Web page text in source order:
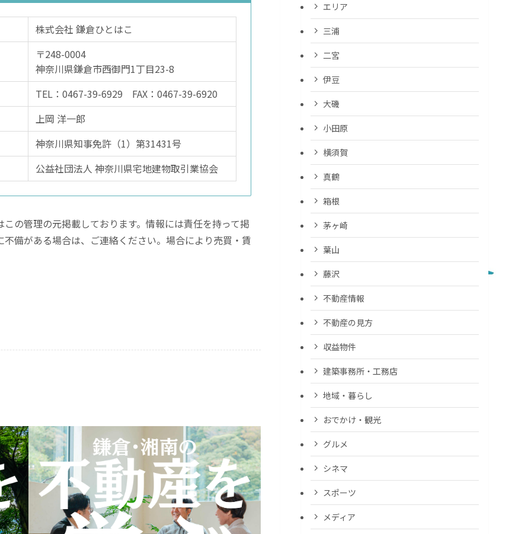
株式会社 鎌倉ひとはこ
〒248-0004
神奈川県鎌倉市西御門1丁目23-8
TEL：0467-39-6929 FAX：0467-39-6920
上岡 洋一郎
神奈川県知事免許（1）第31431号
公益社団法人 神奈川県宅地建物取引業協会
の管理の元掲載しております。情報には責任を持って掲
備がある場合は、ご連絡ください。場合により売買・賃
エリア
三浦
二宮
伊豆
大磯
小田原
横須賀
真鶴
箱根
茅ヶ崎
葉山
藤沢
不動産情報
不動産の見方
収益物件
建築事務所・工務店
地域・暮らし
おでかけ・観光
グルメ
シネマ
スポーツ
メディア